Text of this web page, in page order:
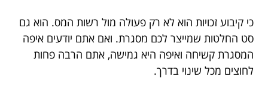
כי קיבוע זכויות הוא לא רק פעולה מול רשות המס. הוא גם
סט החלטות שמייצר לכם מסגרת. ואם אתם יודעים איפה
המסגרת קשיחה ואיפה היא גמישה, אתם הרבה פחות
לחוצים מכל שינוי בדרך.